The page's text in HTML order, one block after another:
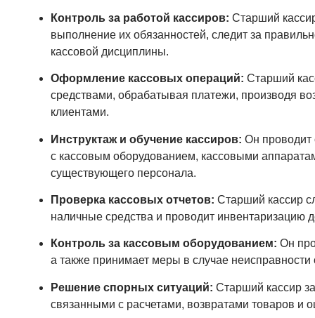
Контроль за работой кассиров: Старший
выполнение их обязанностей, следит за
кассовой дисциплины.
Оформление кассовых операций: Старший
средствами, обрабатывая платежи, производя
клиентами.
Инструктаж и обучение кассиров: Он проводит
с кассовым оборудованием, кассовыми
существующего персонала.
Проверка кассовых отчетов: Старший кассир
наличные средства и проводит инвентаризацию
Контроль за кассовым оборудованием: Он
а также принимает меры в случае неисправности
Решение спорных ситуаций: Старший кассир
связанными с расчетами, возвратами товаров и